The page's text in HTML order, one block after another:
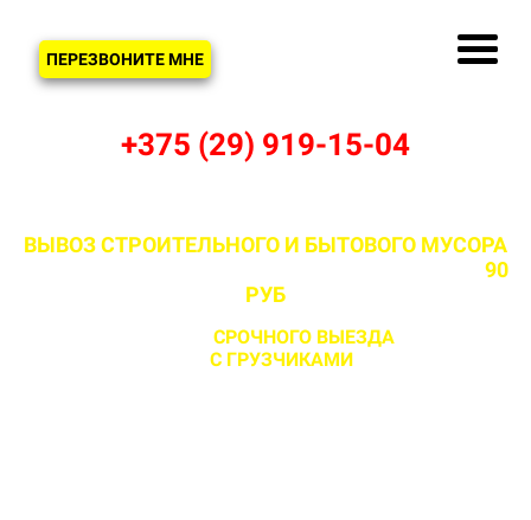
ПЕРЕЗВОНИТЕ МНЕ
+375 (29) 919-15-04
ВЫВОЗ СТРОИТЕЛЬНОГО И БЫТОВОГО МУСОРА
90
РУБ
СРОЧНОГО ВЫЕЗДА
С ГРУЗЧИКАМИИ БЕЗ